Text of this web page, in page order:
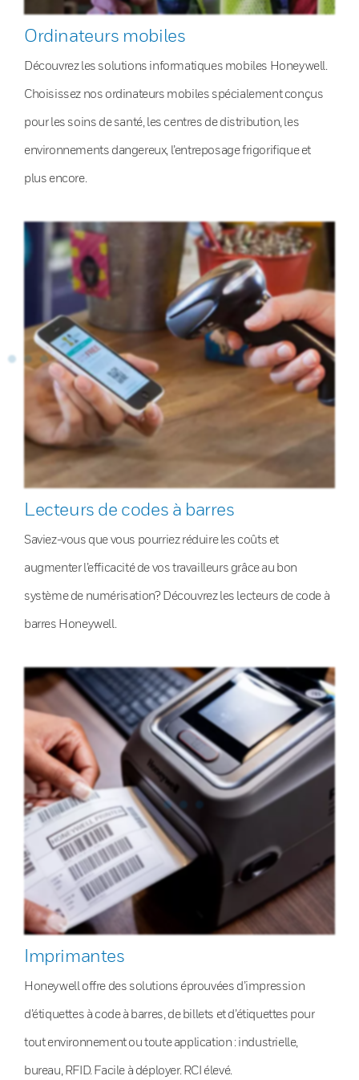
Ordinateurs mobiles
Découvrez les solutions informatiques mobiles Honeywell.
Choisissez nos ordinateurs mobiles spécialement conçus
pour les soins de santé, les centres de distribution, les
environnements dangereux, l’entreposage frigorifique et
plus encore.
Lecteurs de codes à barres
Saviez-vous que vous pourriez réduire les coûts et
augmenter l’efficacité de vos travailleurs grâce au bon
système de numérisation? Découvrez les lecteurs de code à
barres Honeywell.
Imprimantes
Honeywell offre des solutions éprouvées d’impression
d’étiquettes à code à barres, de billets et d’étiquettes pour
tout environnement ou toute application : industrielle,
bureau, RFID. Facile à déployer. RCI élevé.